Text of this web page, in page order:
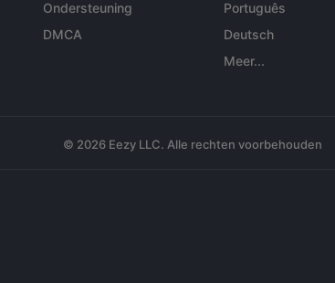
Ondersteuning
DMCA
Português
Deutsch
Meer...
© 2026 Eezy LLC. Alle rechten voorbehouden